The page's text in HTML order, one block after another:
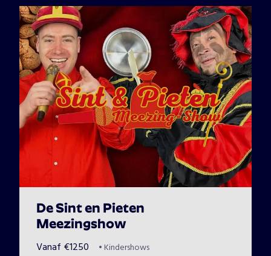
De Sint en Pieten
Meezingshow
Vanaf €1250 • Kindershows